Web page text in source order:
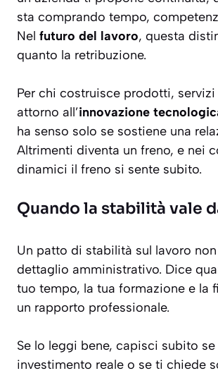
sta comprando tempo,
Nel futuro del lavoro, questa
quanto la retribuzione.
Per chi costruisce prodotti,
attorno all’innovazione
ha senso solo se sostiene una
Altrimenti diventa un freno, e nei
dinamici il freno si sente subito.
Quando la stabilità vale
Un patto di stabilità sul lavoro non
dettaglio amministrativo. Dice
tuo tempo, la tua formazione e la
un rapporto professionale.
Se lo leggi bene, capisci subito
investimento reale o se ti chiede